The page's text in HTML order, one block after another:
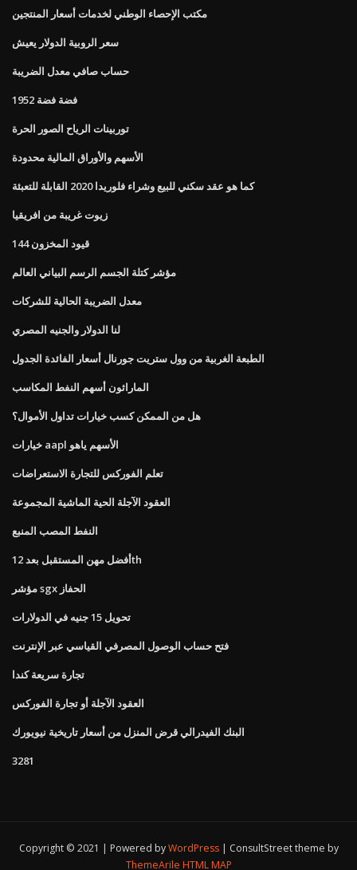
مكتب الإحصاء الوطني لخدمات أسعار المنتجين
سعر الروبية الدولار يعيش
حساب صافي معدل الضريبة
1952 فضة فضة
توربينات الرياح الصور الحرة
الأسهم والأوراق المالية محدودة
كما هو عقد سكني للبيع وشراء فلوريدا 2020 القابلة للتعبئة
زيوت غريبة من افريقيا
قيود المخزون 144
مؤشر كتلة الجسم الرسم البياني العالم
معدل الضريبة الحالية للشركات
لنا الدولار والجنيه المصري
الطبعة الغربية من وول ستريت جورنال أسعار الفائدة الجدول
الماراثون أسهم النفط المكاسب
هل من الممكن كسب خيارات تداول الأموال؟
خيارات aapl الأسهم ياهو
تعلم الفوركس للتجارة الاستعراضات
العقود الآجلة الحية الماشية المجموعة
النفط المصب المنبع
أفضل مهن المستقبل بعد 12th
مؤشر sgx الحفاز
تحويل 15 جنيه في الدولارات
فتح حساب الوصول المصرفي القياسي عبر الإنترنت
تجارة سريعة كندا
العقود الآجلة أو تجارة الفوركس
البنك الفيدرالي قرض المنزل من أسعار تاريخية نيويورك
3281
Copyright © 2021 | Powered byWordPress
ConsultStreet theme by
ThemeArile HTML MAP